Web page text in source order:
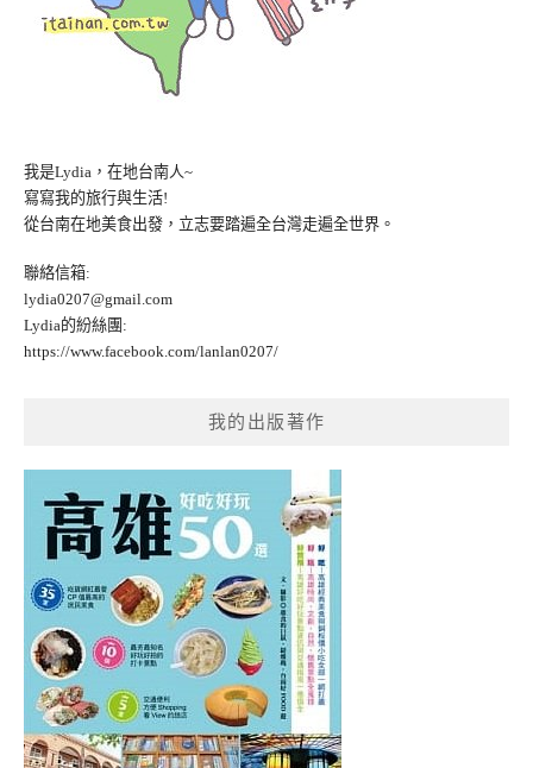
我是Lydia，在地台南人~
寫寫我的旅行與生活!
從台南在地美食出發，立志要踏遍全台灣走遍全世界。
聯絡信箱:
lydia0207@gmail.com
Lydia的紛絲團:
https://www.facebook.com/lanlan0207/
我的出版著作